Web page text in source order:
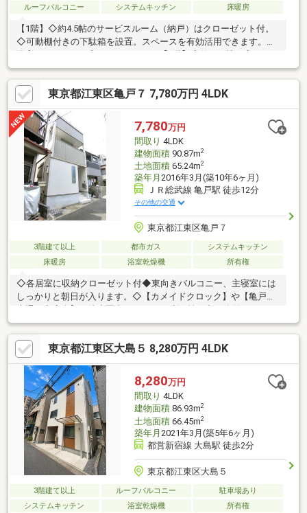
ルーフバルコニー
システムキッチン 床暖房
【1階】◇約4.5帖のサービスルーム（納戸）はクローゼット付。
◇可動棚付きの下駄箱を設置。スペースを有効活用できます。◇
たリビングダイニングキッチン◇東・南・西の三方向に窓があ
り、明るいリビングルーム。◇ペットやお子様のいる家庭に嬉し
い床暖房付き【３階】◇約7.2帖の洋室には2箇所のクローゼット
収納付きです。◇約6.7帖の洋室は南向きの光が差し込む明るいお
部屋です。◇リビングと階数が離れるため、生活リズムが異なる
ご家族でも安心です。
東京都江東区亀戸７ 7,780万円 4LDK
7,780万円
間取り 4LDK
建物面積90.87m2
土地面積65.24m2
築年月 2016年3月(築10年6ヶ月)
ＪＲ総武線 亀戸駅 徒歩12分
その他の交通
東京都江東区亀戸７
3階建て以上 都市ガス
システムキッチン
床暖房
浴室乾燥機 所有権
◇各居室に収納クローゼット付◆東向きバルコニー、主寝室には
しっかりと朝日が入ります。◇【カメイドクロック】や【亀戸中
います。◆【亀戸中央公園】が近くにあり、お子様の子育てにも
オススメな立地です。◇室内は空室につき、お客様のお時間の許
す限りご見学いただけます。◆各洋室には二面以上、窓が付いて
おりますので、風通しの良いお部屋です。お住まいのご見学希望
や資料請求につきましては、右上オレンジ色ボタン「資料請求す
る（無料）」をお気軽に押してお問合せくださいませ。
東京都江東区大島５ 8,280万円 4LDK
8,280万円
間取り 4LDK
建物面積86.93m2
土地面積66.45m2
築年月 2021年3月(築5年6ヶ月)
都営新宿線 大島駅 徒歩2分
東京都江東区大島５
3階建て以上 ルーフバルコニー
駐車場あり
システムキッチン
浴室乾燥機 所有権